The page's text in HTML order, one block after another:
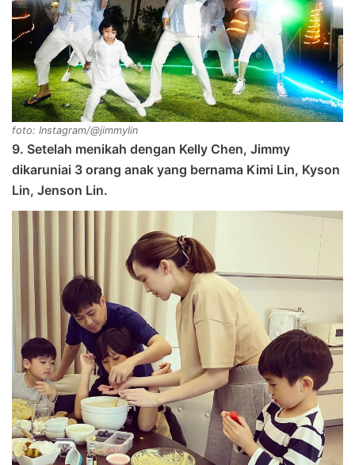
foto: Instagram/@jimmylin
9. Setelah menikah dengan Kelly Chen, Jimmy
dikaruniai 3 orang anak yang bernama Kimi Lin, Kyson
Lin, Jenson Lin.